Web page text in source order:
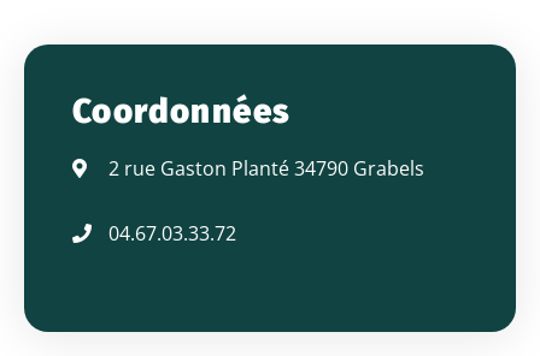
FRANNY
Coordonnées
2 rue Gaston Planté 34790 Grabels
04.67.03.33.72